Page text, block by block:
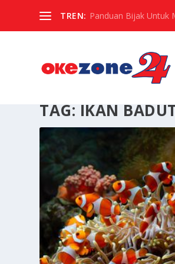
TREN: Panduan Bijak Untuk
TAG: IKAN